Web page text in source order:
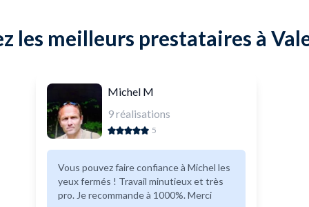
les meilleurs prestataires à
Michel M
9réalisations
5
Vous pouvez faire confiance à Michel les
yeux fermés ! Travail minutieux et très
pro. Je recommande à 1000%. Merci